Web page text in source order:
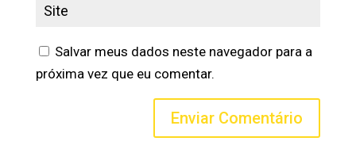
Salvar meus dados neste navegador para a
próxima vez que eu comentar.